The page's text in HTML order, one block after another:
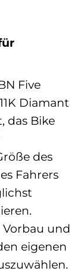
Five
Diamant
das Bike
des
Fahrers
und
eigenen